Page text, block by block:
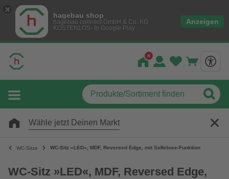
hagebau shop
hagebau connect GmbH & Co. KG
KOSTENLOS- In Google Play
Anzeigen
Wähle jetzt Deinen Markt
WC-Sitze WC-Sitz »LED«, MDF, Reversed Edge, mit Softclose-Funktion
WC-Sitz »LED«, MDF, Reversed Edge,